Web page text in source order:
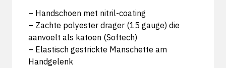
– Handschoen met nitril-coating
– Zachte polyester drager (15 gauge) die
aanvoelt als katoen (Softech)
– Elastisch gestrickte Manschette am
Handgelenk